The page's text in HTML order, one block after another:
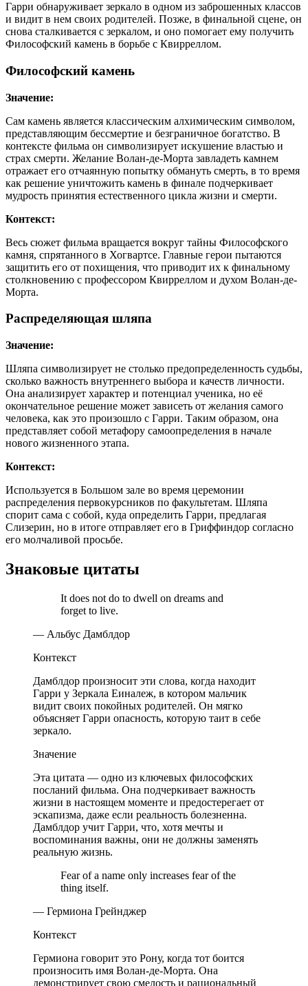
Гарри обнаруживает зеркало в одном из заброшенных классов
и видит в нем своих родителей. Позже, в финальной сцене, он
снова сталкивается с зеркалом, и оно помогает ему получить
Философский камень в борьбе с Квирреллом.
Философский камень
Значение:
Сам камень является классическим алхимическим символом,
представляющим бессмертие и безграничное богатство. В
контексте фильма он символизирует искушение властью и
страх смерти. Желание Волан-де-Морта завладеть камнем
отражает его отчаянную попытку обмануть смерть, в то время
как решение уничтожить камень в финале подчеркивает
мудрость принятия естественного цикла жизни и смерти.
Контекст:
Весь сюжет фильма вращается вокруг тайны Философского
камня, спрятанного в Хогвартсе. Главные герои пытаются
защитить его от похищения, что приводит их к финальному
столкновению с профессором Квирреллом и духом Волан-де-
Морта.
Распределяющая шляпа
Значение:
Шляпа символизирует не столько предопределенность судьбы,
сколько важность внутреннего выбора и качеств личности.
Она анализирует характер и потенциал ученика, но её
окончательное решение может зависеть от желания самого
человека, как это произошло с Гарри. Таким образом, она
представляет собой метафору самоопределения в начале
нового жизненного этапа.
Контекст:
Используется в Большом зале во время церемонии
распределения первокурсников по факультетам. Шляпа
спорит сама с собой, куда определить Гарри, предлагая
Слизерин, но в итоге отправляет его в Гриффиндор согласно
его молчаливой просьбе.
Знаковые цитаты
It does not do to dwell on dreams and
forget to live.
— Альбус Дамблдор
Контекст
Дамблдор произносит эти слова, когда находит
Гарри у Зеркала Еиналеж, в котором мальчик
видит своих покойных родителей. Он мягко
объясняет Гарри опасность, которую таит в себе
зеркало.
Значение
Эта цитата — одно из ключевых философских
посланий фильма. Она подчеркивает важность
жизни в настоящем моменте и предостерегает от
эскапизма, даже если реальность болезненна.
Дамблдор учит Гарри, что, хотя мечты и
воспоминания важны, они не должны заменять
реальную жизнь.
Fear of a name only increases fear of the
thing itself.
— Гермиона Грейнджер
Контекст
Гермиона говорит это Рону, когда тот боится
произносить имя Волан-де-Морта. Она
демонстрирует свою смелость и рациональный